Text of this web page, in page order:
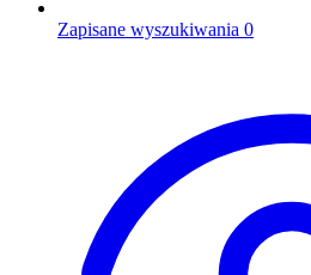
Zapisane wyszukiwania 0